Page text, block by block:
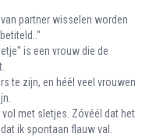
partner wisselen worden
is een vrouw die de
te zijn, en héél veel vrouwen
met sletjes. Zóvéél dat het
ik spontaan flauw val.